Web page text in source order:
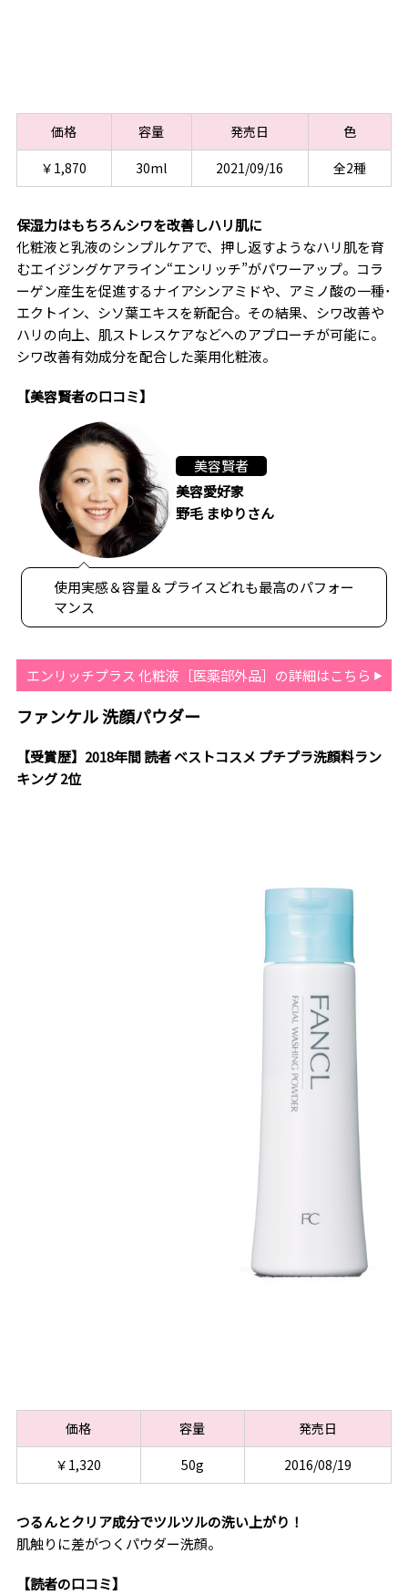
価格 容量 発売日
色
￥1,870
30ml 2021/09/16 全2種
保湿力はもちろんシワを改善しハリ肌に
化粧液と乳液のシンプルケアで、押し返すようなハリ肌を育
むエイジングケアライン“エンリッチ”がパワーアップ。コラ
ーゲン産生を促進するナイアシンアミドや、アミノ酸の一種･
エクトイン、シソ葉エキスを新配合。その結果、シワ改善や
ハリの向上、肌ストレスケアなどへのアプローチが可能に。
シワ改善有効成分を配合した薬用化粧液。
【美容賢者の口コミ】
美容賢者
美容愛好家
野毛 まゆりさん
使用実感＆容量＆プライスどれも最高のパフォー
マンス
エンリッチプラス 化粧液［医薬部外品］の詳細はこちら
ファンケル 洗顔パウダー
【受賞歴】2018年間 読者 ベストコスメ プチプラ洗顔料ラン
キング 2位
価格 容量
発売日
￥1,320
50g 2016/08/19
つるんとクリア成分でツルツルの洗い上がり！
肌触りに差がつくパウダー洗顔。
【読者の口コミ】